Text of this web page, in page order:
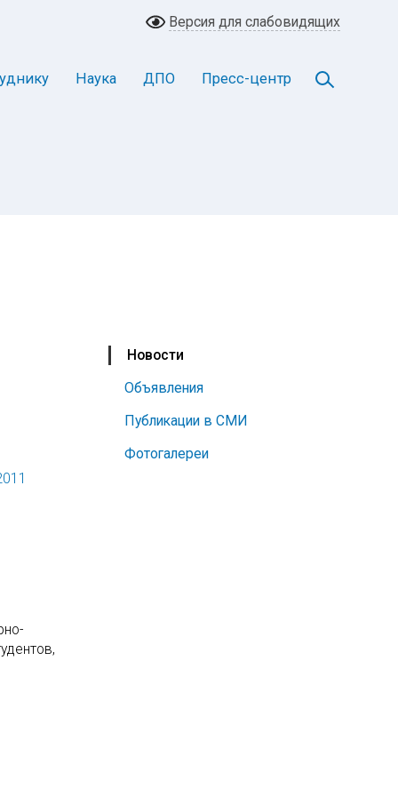
Версия для слабовидящих
Наука ДПО Пресс-центр
Новости
Объявления
Публикации в СМИ
Фотогалереи